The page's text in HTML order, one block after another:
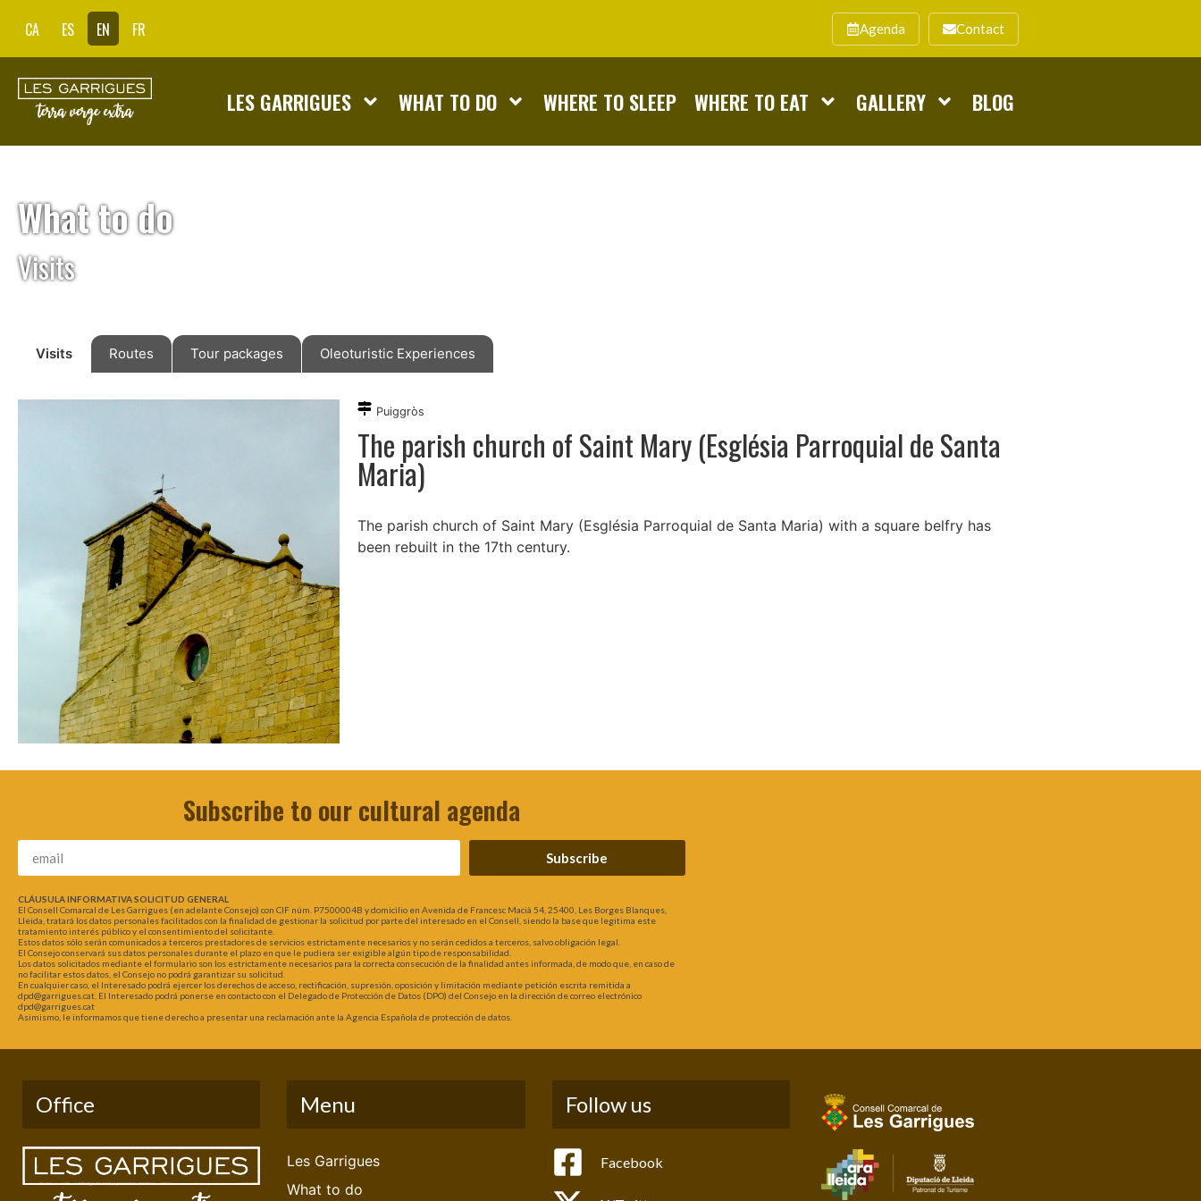
CA ES EN FR Agenda Contact
LES GARRIGUES WHAT TO DO WHERE TO SLEEP WHERE TO EAT GALLERY BLOG
What to do
Visits
Visits Routes Tour packages Oleoturistic Experiences
Puiggròs
The parish church of Saint Mary (Església Parroquial de Santa
Maria)
The parish church of Saint Mary (Església Parroquial de Santa Maria) with a square belfry has
been rebuilt in the 17th century.
Subscribe to our cultural agenda
Subscribe
CLÁUSULA INFORMATIVA SOLICITUD GENERAL
El Consell Comarcal de Les Garrigues (en adelante Consejo) con CIF núm. P7500004B y domicilio en Avenida de Francesc Macià 54, 25400, Les Borges Blanques,
Lleida, tratará los datos personales facilitados con la finalidad de gestionar la solicitud por parte del interesado en el Consell, siendo la base que legitima este
tratamiento interés público y el consentimiento del solicitante.
Estos datos sólo serán comunicados a terceros prestadores de servicios estrictamente necesarios y no serán cedidos a terceros, salvo obligación legal.
El Consejo conservará sus datos personales durante el plazo en que le pudiera ser exigible algún tipo de responsabilidad.
Los datos solicitados mediante el formulario son los estrictamente necesarios para la correcta consecución de la finalidad antes informada, de modo que, en caso de
no facilitar estos datos, el Consejo no podrá garantizar su solicitud.
En cualquier caso, el Interesado podrá ejercer los derechos de acceso, rectificación, supresión, oposición y limitación mediante petición escrita remitida a
dpd@garrigues.cat. El Interesado podrá ponerse en contacto con el Delegado de Protección de Datos (DPO) del Consejo en la dirección de correo electrónico
dpd@garrigues.cat
Asimismo, le informamos que tiene derecho a presentar una reclamación ante la Agencia Española de protección de datos.
Office Menu
Les Garrigues
What to do
Follow us
Facebook